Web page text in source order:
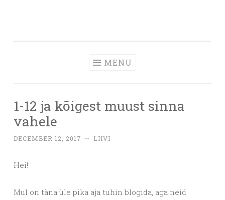
MENU
1-12 ja kõigest muust sinna
vahele
DECEMBER 12, 2017 ~ LIIVI
Hei!
Mul on täna üle pika aja tuhin blogida, aga neid